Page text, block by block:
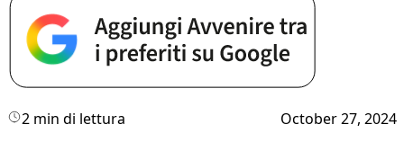
2 min di lettura October 27, 2024